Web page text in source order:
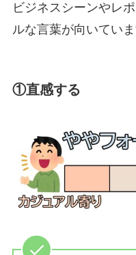
ビジネスシーンやレ
ルな言葉が向いていま
①直感する